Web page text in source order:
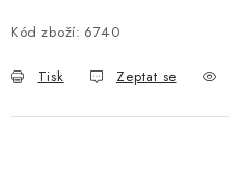
Kód zboží: 6740
Tisk Zeptat se